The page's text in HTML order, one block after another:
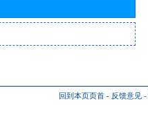
回到本页页首 - 反馈意见 -